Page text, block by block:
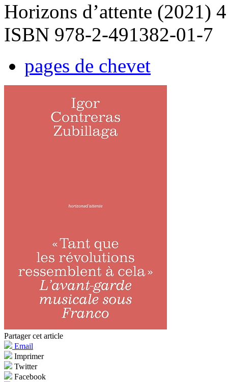
Horizons d’attente (2021)
ISBN 978-2-491382-01-7
pages de chevet
Partager cet article
Email
Imprimer
Twitter
Facebook